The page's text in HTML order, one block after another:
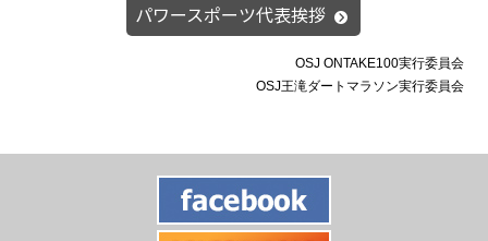
パワースポーツ代表挨拶
OSJ ONTAKE100実行委員会
OSJ王滝ダートマラソン実行委員会